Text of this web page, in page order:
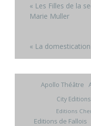
« Les Filles de la
Marie Muller
« La
Apollo Théâtre
City Editions
Editions
Editions de Fallois